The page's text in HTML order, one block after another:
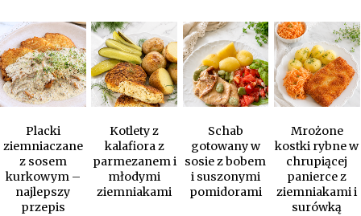
Placki
ziemniaczane
z sosem
kurkowym –
najlepszy
przepis
Kotlety z
kalafiora z
parmezanem i
młodymi
ziemniakami
Schab
gotowany w
sosie z bobem
i suszonymi
pomidorami
Mrożone
kostki rybne w
chrupiącej
panierce z
ziemniakami i
surówką